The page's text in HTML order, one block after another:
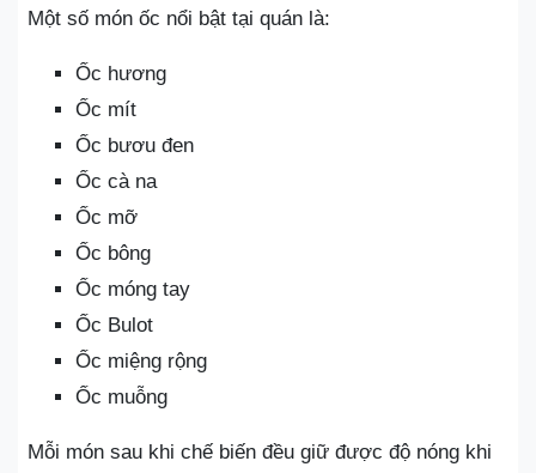
Một số món ốc nổi bật tại quán là:
Ốc hương
Ốc mít
Ốc bươu đen
Ốc cà na
Ốc mỡ
Ốc bông
Ốc móng tay
Ốc Bulot
Ốc miệng rộng
Ốc muỗng
Mỗi món sau khi chế biến đều giữ được độ nóng khi